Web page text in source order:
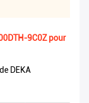
9C0Z pour
DEKA